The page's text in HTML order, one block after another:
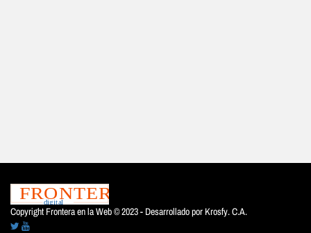
Copyright Frontera en la Web © 2023 - Desarrollado por Krosfy. C.A.